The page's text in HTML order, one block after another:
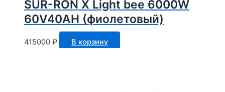
SUR-RON X Light bee 6000W
60V40AH (фиолетовый)
415000 ₽ В корзину